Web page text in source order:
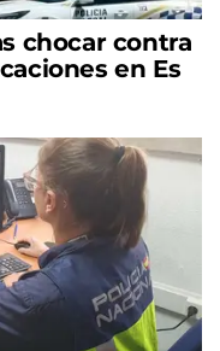
chocar contra
en Es